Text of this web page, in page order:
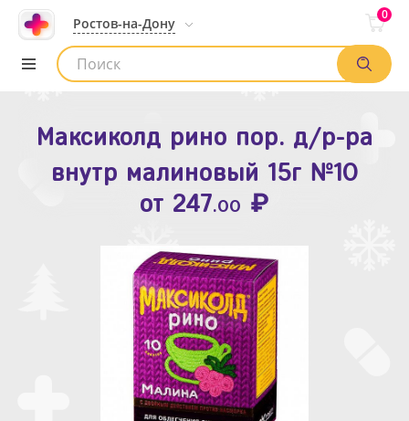
Ростов-на-Дону
0
Список аптек
Максиколд рино пор. д/р-ра
внутр малиновый 15г №10
от 247.00 ₽
Зодак таб. п.п.о. 10мг №10
от109.80 ₽